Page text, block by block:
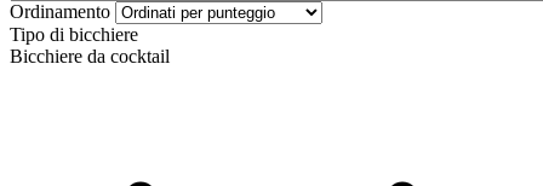
Ordinamento
Tipo di bicchiere
Bicchiere da cocktail